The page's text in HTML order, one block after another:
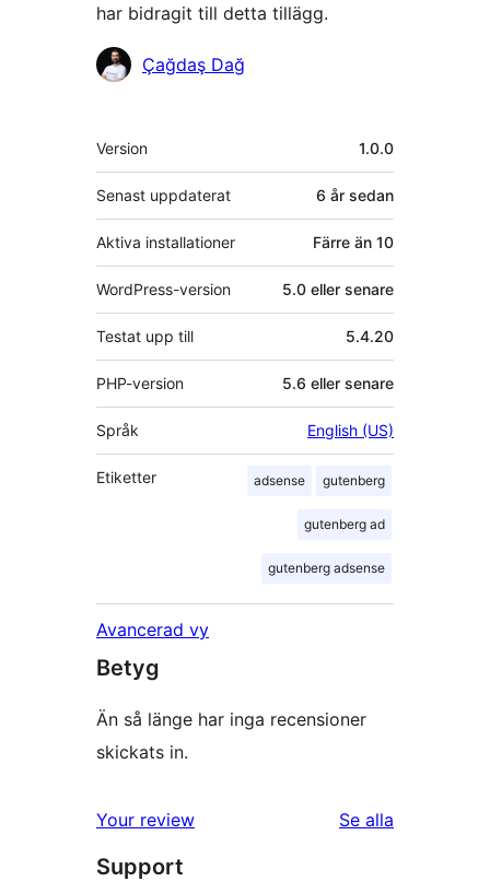
har bidragit till detta tillägg.
BidragandeÇağdaş Dağ
Meta
Version 1.0.0
Senast uppdaterat 6 år sedan
Aktiva installationer Färre än 10
WordPress-version 5.0 eller senare
Testat upp till 5.4.20
PHP-version 5.6 eller senare
Språk English (US)
Etiketter adsense gutenberg
gutenberg ad
gutenberg adsense
Avancerad vy
Betyg
Än så länge har inga recensioner
skickats in.
Your review
Se alla
Support